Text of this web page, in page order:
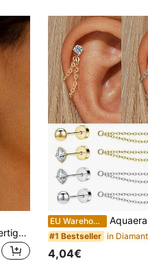
1 Stück modische, hochwertige, elegante lange Quasten Edelstahl Ohrringe, 18 Karat vergoldet, einzigartiger Clip-On, geeignet für verschiedene Anlässe, perfekt für Partys und den täglichen Gebrauch, ein ausgezeichnetes Geschenk
EU Warehouse Aquaera 1 Stück 18K vergoldeter 4-Zinken-Ohrring mit eingelegtem Zirkonia/
#1 Bestseller
4,04€